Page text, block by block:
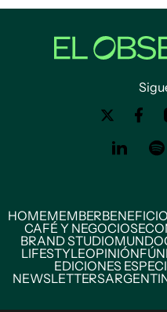
HOMEMEMBER
CAFÉ Y NEGOCIOS
BRAND STUDIOMUNDO
LIFESTYLEOPINIÓN
EDICIONES
NEWSLETTERS